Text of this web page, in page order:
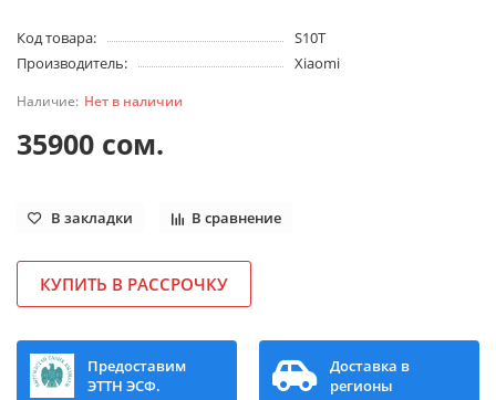
Код товара:
S10T
Производитель:
Xiaomi
Нет в наличии
35900 сом.
В закладки В сравнение
КУПИТЬ В РАССРОЧКУ
Предоставим
ЭТТН ЭСФ.
Доставка в
регионы